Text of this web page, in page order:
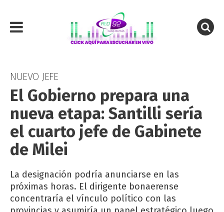
NUEVO JEFE
El Gobierno prepara una
nueva etapa: Santilli sería
el cuarto jefe de Gabinete
de Milei
La designación podría anunciarse en las
próximas horas. El dirigente bonaerense
concentraría el vínculo político con las